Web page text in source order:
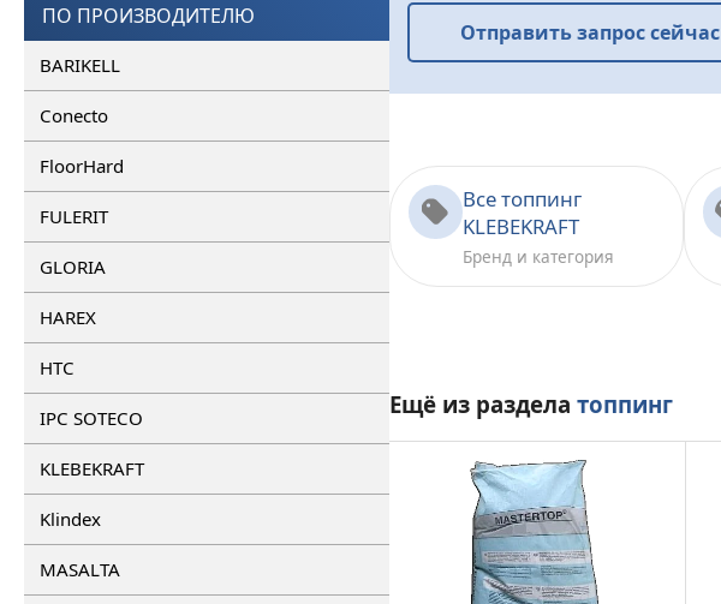
ПО ПРОИЗВОДИТЕЛЮ
BARIKELL
Conecto
FloorHard
FULERIT
GLORIA
HAREX
HTC
IPC SOTECO
KLEBEKRAFT
Klindex
MASALTA
Отправить запрос сейчас
Все топпинг
KLEBEKRAFT
Бренд и категория
Ещё из раздела топпинг